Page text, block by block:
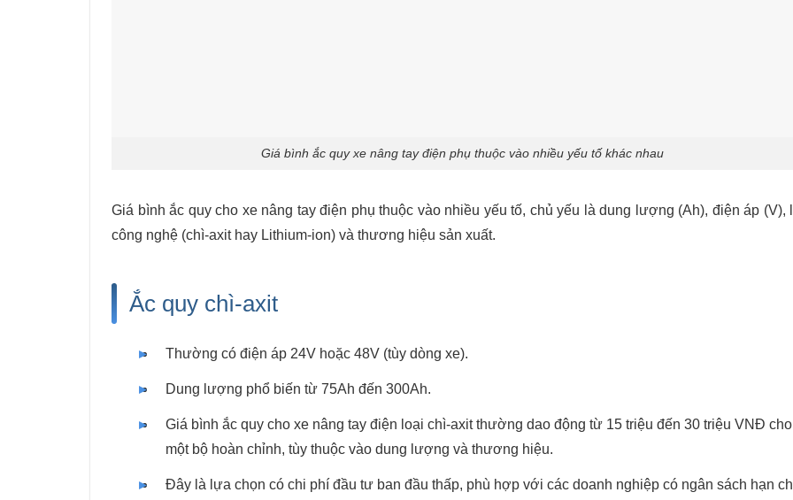
Giá bình ắc quy xe nâng tay điện phụ thuộc vào nhiều yếu tố khác nhau
Giá bình ắc quy cho xe nâng tay điện phụ thuộc vào nhiều yếu tố, chủ yếu là dung lượng (Ah), điện áp (V),
công nghệ (chì-axit hay Lithium-ion) và thương hiệu sản xuất.
Ắc quy chì-axit
Thường có điện áp 24V hoặc 48V (tùy dòng xe).
Dung lượng phổ biến từ 75Ah đến 300Ah.
Giá bình ắc quy cho xe nâng tay điện loại chì-axit thường dao động từ 15 triệu đến 30 triệu VNĐ cho
một bộ hoàn chỉnh, tùy thuộc vào dung lượng và thương hiệu.
Đây là lựa chọn có chi phí đầu tư ban đầu thấp, phù hợp với các doanh nghiệp có ngân sách hạn